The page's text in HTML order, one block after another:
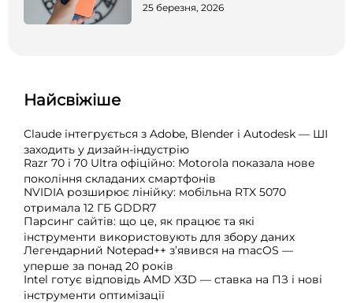
25 березня, 2026
Найсвіжіше
Claude інтегрується з Adobe, Blender і Autodesk — ШІ
заходить у дизайн-індустрію
Razr 70 і 70 Ultra офіційно: Motorola показала нове
покоління складаних смартфонів
NVIDIA розширює лінійку: мобільна RTX 5070
отримала 12 ГБ GDDR7
Парсинг сайтів: що це, як працює та які
інструменти використовують для збору даних
Легендарний Notepad++ з’явився на macOS —
уперше за понад 20 років
Intel готує відповідь AMD X3D — ставка на ПЗ і нові
інструменти оптимізації